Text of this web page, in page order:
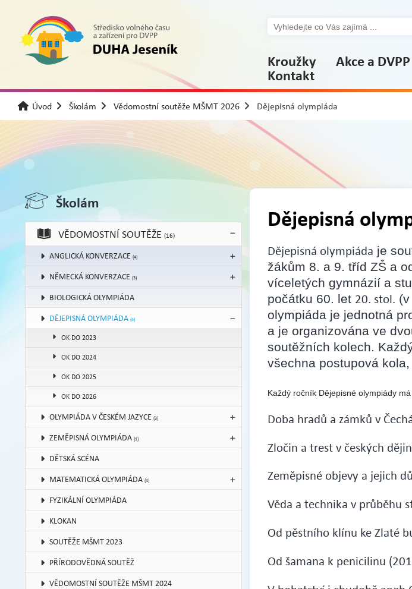
Kroužky Akce a DVPP
Kontakt
Úvod Školám Vědomostní soutěže MŠMT 2026 Dějepisná olympiáda
Školám
VĚDOMOSTNÍ SOUTĚŽE (16)
ANGLICKÁ KONVERZACE (4)
NĚMECKÁ KONVERZACE (3)
BIOLOGICKÁ OLYMPIÁDA
DĚJEPISNÁ OLYMPIÁDA (4)
OK DO 2023
OK DO 2024
OK DO 2025
OK DO 2026
OLYMPIÁDA V ČESKÉM JAZYCE (3)
ZEMĚPISNÁ OLYMPIÁDA (1)
DĚTSKÁ SCÉNA
MATEMATICKÁ OLYMPIÁDA (4)
FYZIKÁLNÍ OLYMPIÁDA
KLOKAN
SOUTĚŽE MŠMT 2023
PŘÍRODOVĚDNÁ SOUTĚŽ
VĚDOMOSTNÍ SOUTĚŽE MŠMT 2024
Dějepisná
Dějepisná olympiáda je
žákům 8. a 9. tříd ZŠ a
víceletých gymnázií a
počátku 60. let 20. stol. (v
olympiáda je jednotná
a je organizována ve
soutěžních kolech.
všechna postupová
Každý ročník Dějepisné olympiády
Doba hradů a zámků v
Zločin a trest v českých
Zeměpisné objevy a jejich
Věda a technika v průběhu
Od pěstního klínu ke Zlaté
Od šamana k penicilinu